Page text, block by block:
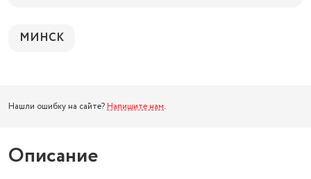
МИНСК
Нашли ошибку на сайте? Напишите нам.
Описание